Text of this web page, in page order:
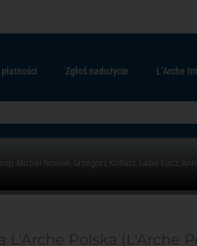
Zgłoś nadużycie L’Arche
Michał Nowak, Grzegorz Kotlarz, Gaba Kucz,
L'Arche Polska (L'Arche